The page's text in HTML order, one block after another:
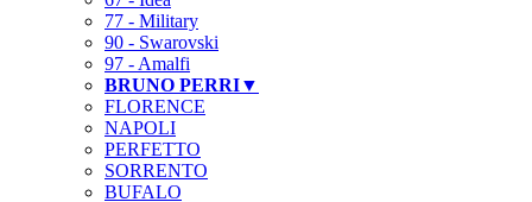
77 - Military
90 - Swarovski
97 - Amalfi
BRUNO PERRI▼
FLORENCE
NAPOLI
PERFETTO
SORRENTO
BUFALO